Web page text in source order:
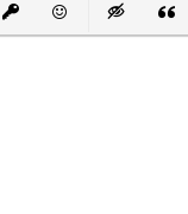
protected link
EmoticonsInsert